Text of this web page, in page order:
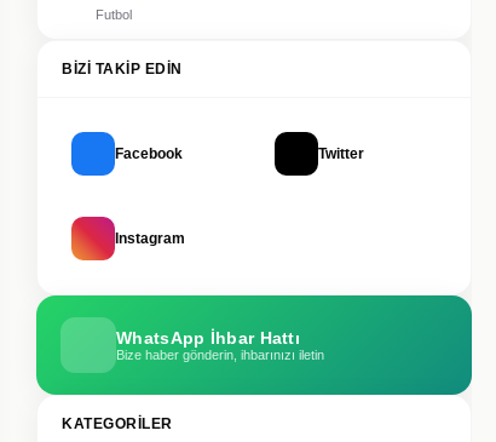
Futbol
BIZI TAKIP EDIN
Facebook Twitter
Instagram
WhatsApp İhbar Hattı
Bize haber gönderin, ihbarınızı iletin
KATEGORILER